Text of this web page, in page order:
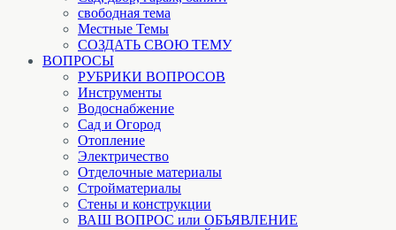
свободная тема
Местные Темы
СОЗДАТЬ СВОЮ ТЕМУ
ВОПРОСЫ
РУБРИКИ ВОПРОСОВ
Инструменты
Водоснабжение
Сад и Огород
Отопление
Электричество
Отделочные материалы
Стройматериалы
Стены и конструкции
ВАШ ВОПРОС или ОБЪЯВЛЕНИЕ